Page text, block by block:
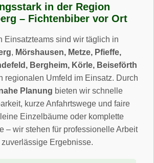
in der Region
– Fichtenbiber vor Ort
Einsatzteams sind wir täglich in
, Mörshausen, Metze, Pfieffe,
Bergheim, Körle, Beiseförth
regionalen Umfeld im Einsatz. Durch
Planung bieten wir schnelle
kurze Anfahrtswege und faire
Einzelbäume oder komplette
– wir stehen für professionelle Arbeit
zuverlässige Ergebnisse.